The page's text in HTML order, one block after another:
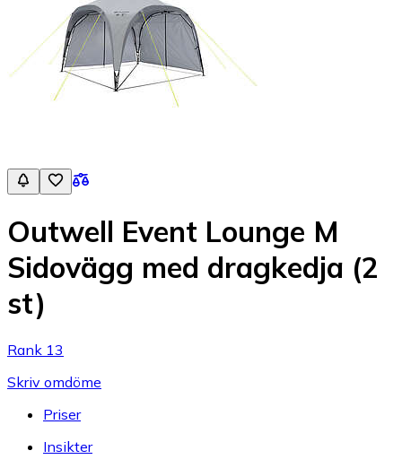
Outwell Event Lounge M
Sidovägg med dragkedja (2
st)
Rank 13
Skriv omdöme
Priser
Insikter